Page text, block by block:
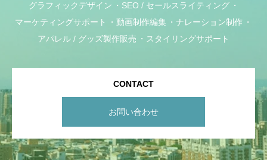
グラフィックデザイン
SEO / セールスライティング
マーケティングサポート
動画制作編集
ナレーション制作
アパレル / グッズ製作販売
スタイリングサポート
CONTACT
お問い合わせ